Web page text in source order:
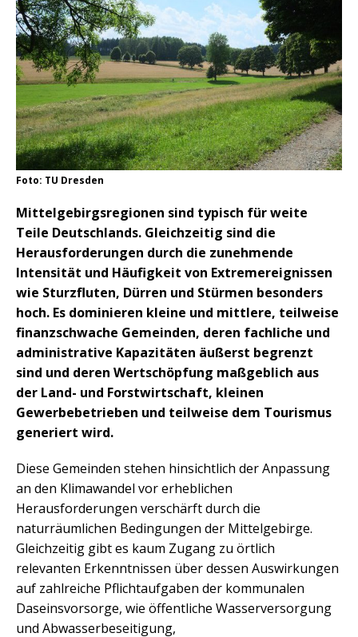
Foto: TU Dresden
Mittelgebirgsregionen sind typisch für weite
Teile Deutschlands. Gleichzeitig sind die
Herausforderungen durch die zunehmende
Intensität und Häufigkeit von Extremereignissen
wie Sturzfluten, Dürren und Stürmen besonders
hoch. Es dominieren kleine und mittlere, teilweise
finanzschwache Gemeinden, deren fachliche und
administrative Kapazitäten äußerst begrenzt
sind und deren Wertschöpfung maßgeblich aus
der Land- und Forstwirtschaft, kleinen
Gewerbebetrieben und teilweise dem Tourismus
generiert wird.
Diese Gemeinden stehen hinsichtlich der Anpassung
an den Klimawandel vor erheblichen
Herausforderungen verschärft durch die
naturräumlichen Bedingungen der Mittelgebirge.
Gleichzeitig gibt es kaum Zugang zu örtlich
relevanten Erkenntnissen über dessen Auswirkungen
auf zahlreiche Pflichtaufgaben der kommunalen
Daseinsvorsorge, wie öffentliche Wasserversorgung
und Abwasserbeseitigung,